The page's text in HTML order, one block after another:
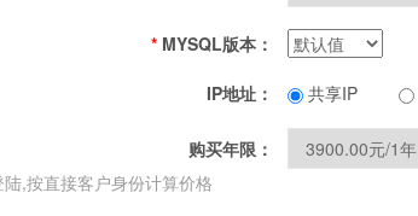
* MYSQL版本：
IP地址： 共享IP
购买年限：
,按直接客户身份计算价格